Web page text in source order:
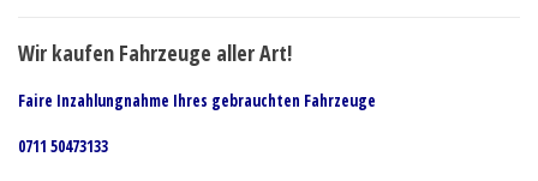
Wir kaufen Fahrzeuge aller Art!
Faire Inzahlungnahme Ihres gebrauchten Fahrzeuge
0711 50473133